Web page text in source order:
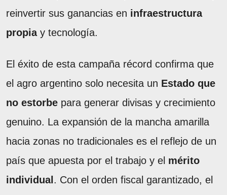
reinvertir sus ganancias en infraestructura
propiay tecnología.
El éxito de esta campaña récord confirma que
el agro argentino solo necesita un Estado que
no estorbe para generar divisas y crecimiento
genuino. La expansión de la mancha amarilla
hacia zonas no tradicionales es el reflejo de un
país que apuesta por el trabajo y el mérito
individual . Con el orden fiscal garantizado, el